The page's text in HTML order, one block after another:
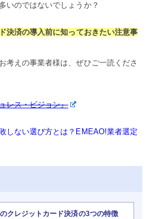
いのではないでしょうか？
決済の導入前に知っておきたい注意事
考えの事業者様は、ぜひご一読くださ
レス・ビジョン』
しない選び方とは？EMEAO!業者選定
クレジットカード決済の3つの特徴